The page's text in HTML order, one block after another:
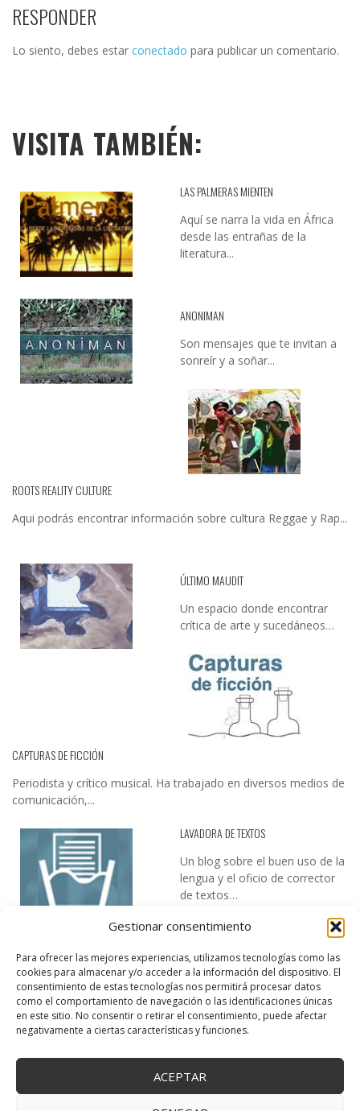
Gestionar consentimiento
Para ofrecer las mejores experiencias, utilizamos tecnologías como las
cookies para almacenar y/o acceder a la información del dispositivo. El
consentimiento de estas tecnologías nos permitirá procesar datos
como el comportamiento de navegación o las identificaciones únicas
en este sitio. No consentir o retirar el consentimiento, puede afectar
negativamente a ciertas características y funciones.
ACEPTAR
RESPONDER
Lo siento, debes estar conectado para publicar un comentario.
VISITA TAMBIÉN:
LAS PALMERAS MIENTEN
Aquí se narra la vida en África
desde las entrañas de la
literatura...
ANONIMAN
Son mensajes que te invitan a
sonreír y a soñar...
ROOTS REALITY CULTURE
Aqui podrás encontrar información sobre cultura Reggae y Rap...
ÚLTIMO MAUDIT
Un espacio donde encontrar
crítica de arte y sucedáneos…
CAPTURAS DE FICCIÓN
Periodista y crítico musical. Ha trabajado en diversos medios de
comunicación,...
LAVADORA DE TEXTOS
Un blog sobre el buen uso de la
lengua y el oficio de corrector
de textos…
DESIREE MARTÍN